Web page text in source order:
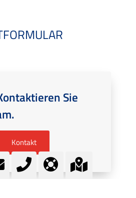
Sie
Kontakt